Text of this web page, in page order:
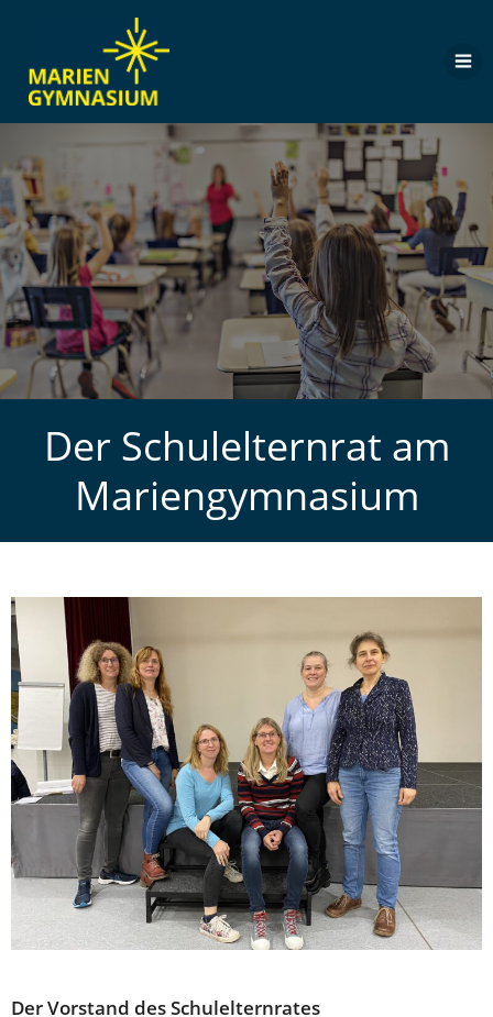
Der Schulelternrat am
Mariengymnasium
Der Vorstand des Schulelternrates